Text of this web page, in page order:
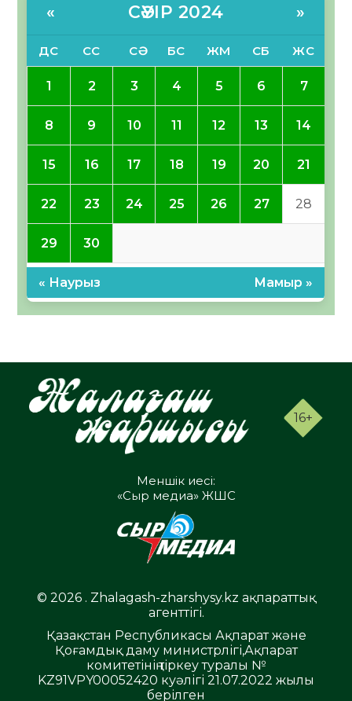
« СӘУІР 2024 »
ДС СС СӘ БС ЖМ СБ ЖС
1 2 3 4 5 6 7
8 9 10 11 12 13 14
15 16 17 18 19 20 21
22 23 24 25 26 27 28
29 30
« Наурыз Мамыр »
16+
Меншік иесі:
«Сыр медиа» ЖШС
© 2026 . Zhalagash-zharshysy.kz ақпараттық
агенттігі.
Қазақстан Республикасы Ақпарат және
Қоғамдық даму министрлігі,Ақпарат
комитетінің тіркеу туралы №
KZ91VPY00052420 куәлігі 21.07.2022 жылы
берілген